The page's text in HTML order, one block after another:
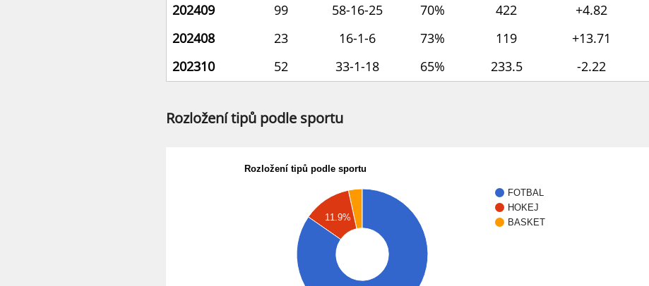
202409
99 58-16-25 70% 422 +4.82
202408
23 16-1-6 73% 119 +13.71
202310
52 33-1-18 65% 233.5 -2.22
Rozložení tipů podle sportu
Rozložení tipů podle sportu
FOTBAL
HOKEJ
BASKET
11.9%